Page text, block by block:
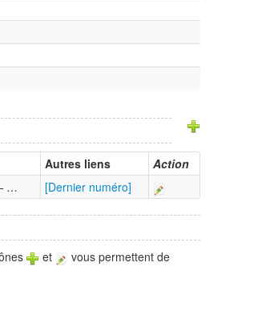
Autres liens
Action
… [Dernier numéro]
et
vous permettent de